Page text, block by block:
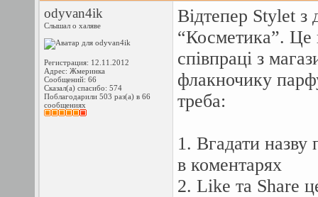
odyvan4ik
Слышал о халяве
Регистрация: 12.11.2012
Адрес: Жмеринка
Сообщений: 66
Сказал(а) спасибо: 574
Поблагодарили 503 раз(а) в 66
сообщениях
Відтепер Stylet з
“Косметика”. Це
співпраці з
флакночику
треба:
1. Вгадати назву
в коментарях
2. Like та Share